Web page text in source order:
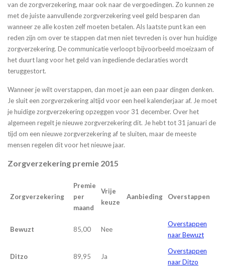
van de zorgverzekering, maar ook naar de vergoedingen. Zo kunnen ze
met de juiste aanvullende zorgverzekering veel geld besparen dan
wanneer ze alle kosten zelf moeten betalen. Als laatste punt kan een
reden zijn om over te stappen dat men niet tevreden is over hun huidige
zorgverzekering. De communicatie verloopt bijvoorbeeld moeizaam of
het duurt lang voor het geld van ingediende declaraties wordt
teruggestort.
Wanneer je wilt overstappen, dan moet je aan een paar dingen denken.
Je sluit een zorgverzekering altijd voor een heel kalenderjaar af. Je moet
je huidige zorgverzekering opzeggen voor 31 december. Over het
algemeen regelt je nieuwe zorgverzekering dit. Je hebt tot 31 januari de
tijd om een nieuwe zorgverzekering af te sluiten, maar de meeste
mensen regelen dit voor het nieuwe jaar.
Zorgverzekering premie 2015
Zorgverzekering
Premie
per
maand
Vrije
keuze
Aanbieding Overstappen
Bewuzt 85,00 Nee
Overstappen
naar Bewuzt
Ditzo 89,95 Ja
Overstappen
naar Ditzo